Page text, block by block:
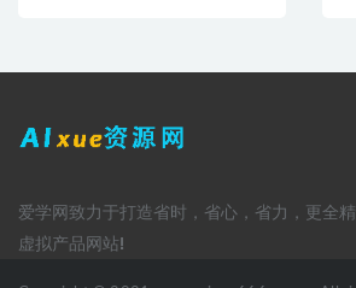
爱学网致力于打造省时，省心，省力，更全
虚拟产品网站!